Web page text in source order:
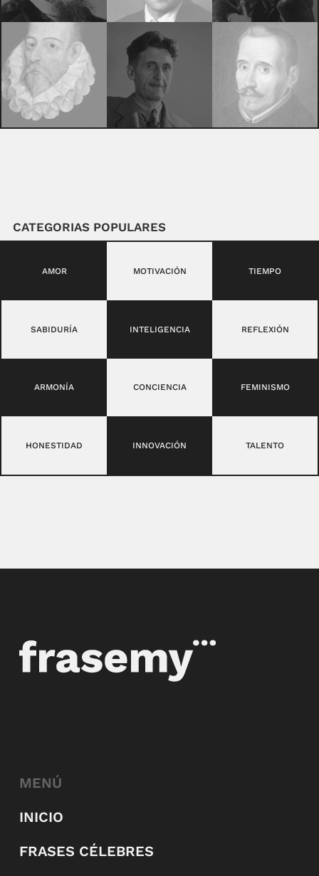
CATEGORIAS POPULARES
AMOR MOTIVACIÓN TIEMPO
SABIDURÍA INTELIGENCIA REFLEXIÓN
ARMONÍA CONCIENCIA FEMINISMO
HONESTIDAD INNOVACIÓN TALENTO
MENÚ
INICIO
FRASES CÉLEBRES